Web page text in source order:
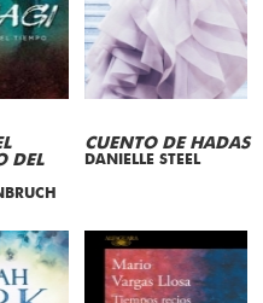
DEL
CUENTO DE HADAS
DANIELLE STEEL